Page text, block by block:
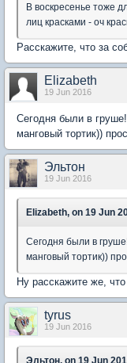
В воскресенье тоже
лиц красками - оч
Расскажите, что за
Elizabeth
19 Jun 2016
Сегодня были в
манговый тортик))
Эльтон
19 Jun 2016
Elizabeth, on 19 Jun
Сегодня были в
манговый тортик))
Ну расскажите же,
tyrus
19 Jun 2016
Эльтон, on 19 Jun